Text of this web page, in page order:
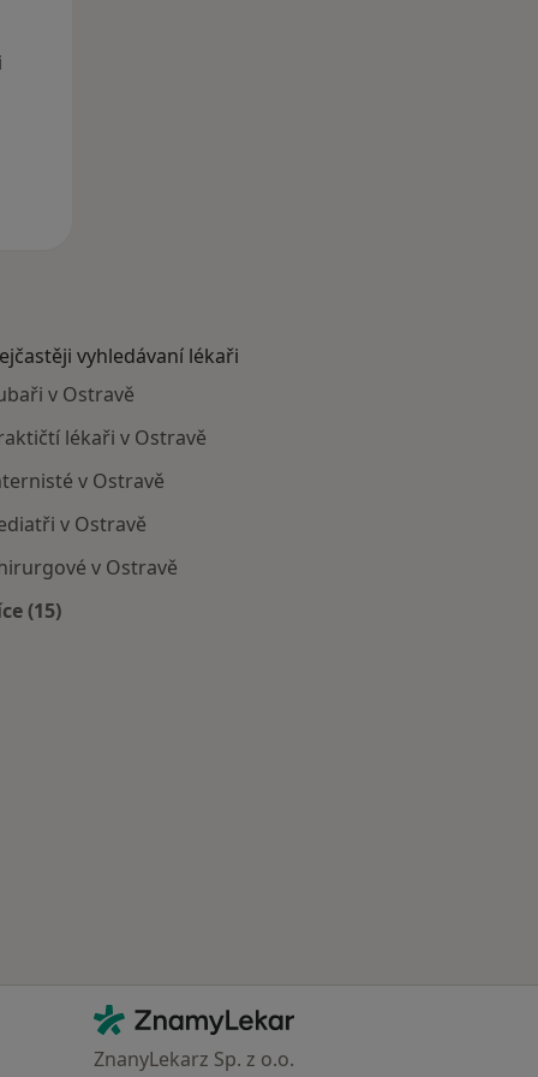
vyhledávaní lékaři
v Ostravě
lékaři v Ostravě
v Ostravě
v Ostravě
v Ostravě
(15)
Kontakt
ZnamyLekar - Hlavní stránka
ZnanyLekarz Sp. z o.o.